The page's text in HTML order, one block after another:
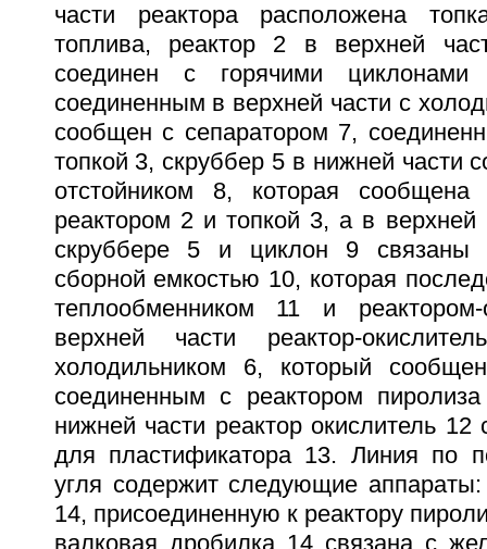
части реактора расположена
топлива, реактор 2 в верхней
соединен с горячими
соединенным в верхней части с
сообщен с сепаратором 7,
топкой 3, скруббер 5 в нижней части
отстойником 8, которая
реактором 2 и топкой 3, а в
скруббере 5 и циклон 9 связаны
сборной емкостью 10, которая
теплообменником 11 и
верхней части реактор-
холодильником 6, который
соединенным с реактором
нижней части реактор окислитель
для пластификатора 13. Линия по
угля содержит следующие
14, присоединенную к реактору
валковая дробилка 14 связана с